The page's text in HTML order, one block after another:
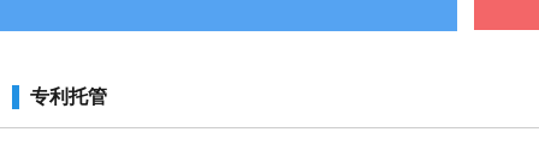
专利托管